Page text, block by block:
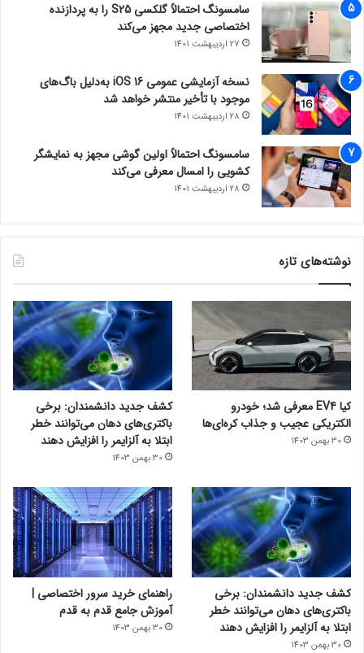
سامسونگ احتمالاً گلکسی S25 را به پردازنده
اختصاصی جدید مجهز می‌کند
27 اردیبهشت 1401
نسخه آزمایشی عمومی iOS 16 به‌دلیل باگ‌های
موجود با تأخیر منتشر خواهد شد
28 اردیبهشت 1401
سامسونگ احتمالاً اولین گوشی مجهز به نمایشگر
کشویی را امسال معرفی می‌کند
28 اردیبهشت 1401
نوشته‌های تازه
کیا EV4 معرفی شد؛ خودرو
الکتریکی عجیب و جذاب کره‌ای‌ها
30 بهمن 1403
کشف جدید دانشمندان: برخی
باکتری‌های دهان می‌توانند خطر
ابتلا به آلزایمر را افزایش دهند
30 بهمن 1403
کشف جدید دانشمندان: برخی
باکتری‌های دهان می‌توانند خطر
ابتلا به آلزایمر را افزایش دهند
30 بهمن 1403
راهنمای خرید سرور اختصاصی |
آموزش جامع قدم به قدم
30 بهمن 1403